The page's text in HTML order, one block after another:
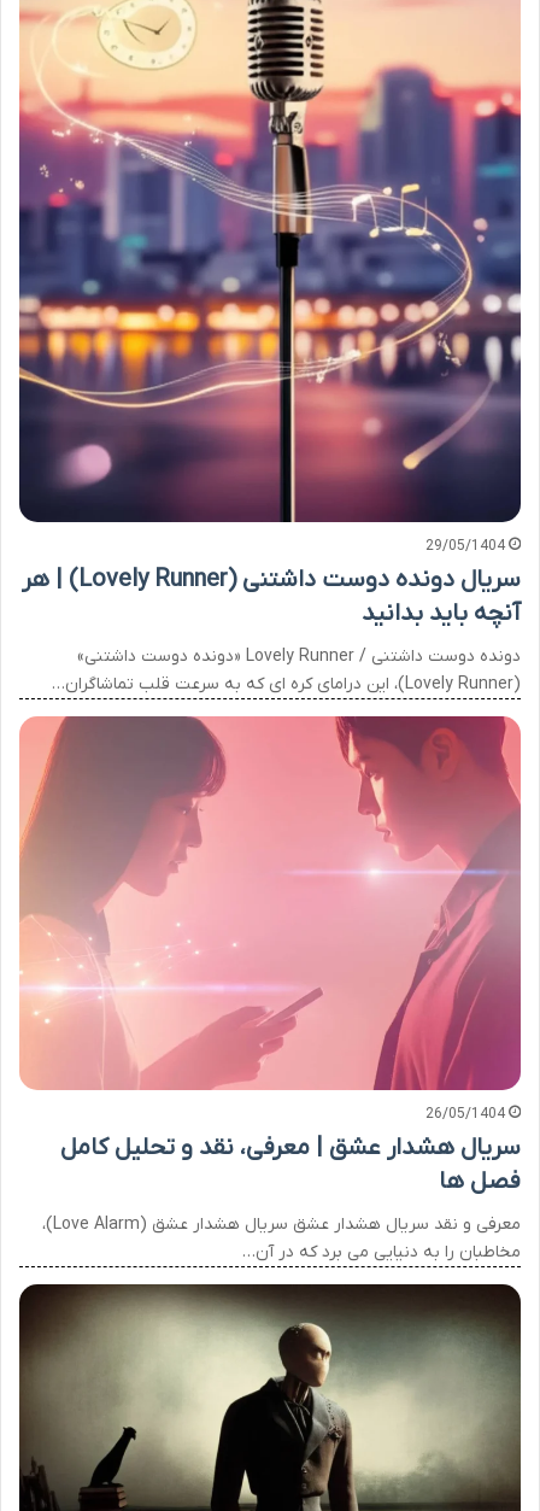
29/05/1404
سریال دونده دوست داشتنی (Lovely Runner) | هر
آنچه باید بدانید
دونده دوست داشتنی / Lovely Runner «دونده دوست داشتنی»
(Lovely Runner)، این درامای کره ای که به سرعت قلب تماشاگران…
26/05/1404
سریال هشدار عشق | معرفی، نقد و تحلیل کامل
فصل ها
معرفی و نقد سریال هشدار عشق سریال هشدار عشق (Love Alarm)،
مخاطبان را به دنیایی می برد که در آن…